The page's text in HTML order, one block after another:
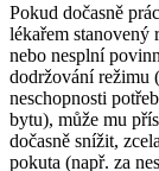
Pokud dočasně
lékařem stanovený
nebo nesplní
dodržování režimu
neschopnosti
bytu), může mu
dočasně snížit,
pokuta (např. za